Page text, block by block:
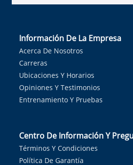
Información De La Empresa
Acerca De Nosotros
Carreras
Ubicaciones Y Horarios
Opiniones Y Testimonios
Entrenamiento Y Pruebas
Centro De Información Y
Términos Y Condiciones
Política De Garantía